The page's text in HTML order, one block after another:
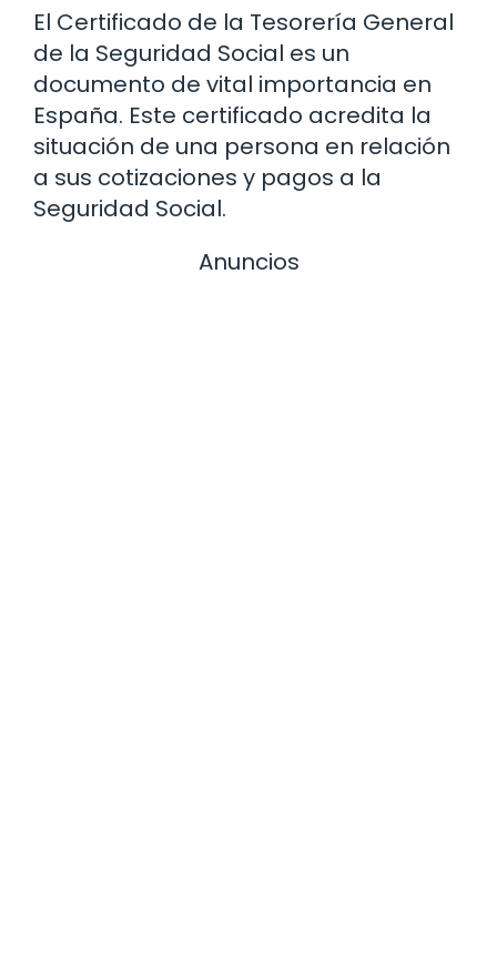
El Certificado de la Tesorería General
de la Seguridad Social es un
documento de vital importancia en
España. Este certificado acredita la
situación de una persona en relación
a sus cotizaciones y pagos a la
Seguridad Social.
Anuncios